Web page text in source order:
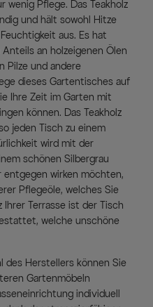
Pflege. Das Teakholz
und hält sowohl Hitze
aus. Es hat
an holzeigenen Ölen
Pilze und andere
dieses Gartentisches auf
Ihre Zeit im Garten mit
können. Das Teakholz
jeden Tisch zu einem
wird mit der
schönen Silbergrau
wirken möchten,
Pflegeöle, welches Sie
Terrasse ist der Tisch
welche unschöne
des Herstellers können Sie
Gartenmöbeln
individuell